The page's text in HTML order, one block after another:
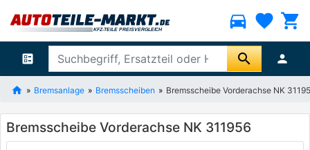
directions_car favorite shopping_cart
ballot search person
Bremsanlage Bremsscheiben Bremsscheibe Vorderachse NK
Bremsscheibe Vorderachse NK 311956